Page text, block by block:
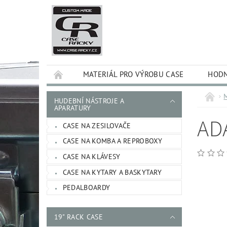
MATERIÁL PRO VÝROBU CASE
HUDEBNÍ NÁSTROJE A
APARATURY
CASE NA ZESILOVAČE
CASE NA KOMBA A REPROBOXY
CASE NA KLÁVESY
CASE NA KYTARY A BASKYTARY
PEDALBOARDY
19" RACK CASE